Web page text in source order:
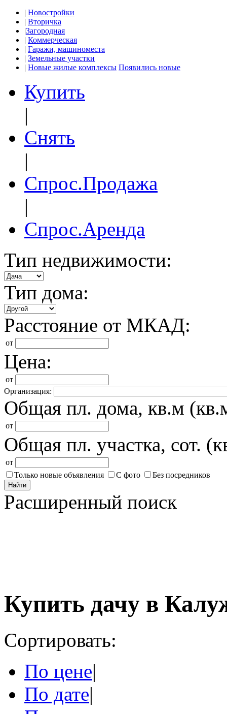
| Новостройки
| Вторичка
|Загородная
| Коммерческая
| Гаражи, машиноместа
| Земельные участки
| Новые жилые комплексы Появились новые
Купить
|
Снять
|
Спрос.Продажа
|
Спрос.Аренда
Тип недвижимости:
Тип дома:
Расстояние от МКАД:
от
Цена:
от
Организация:
Общая пл. дома, кв.м
от
Общая пл. участка, сот.
от
Только новые объявления
С фото Без посредников
Найти
Расширенный поиск
Купить дачу в
Сортировать:
По цене|
По дате|